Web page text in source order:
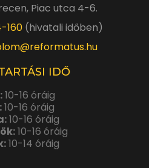
Piac utca 4-6.
160(hivatali időben)
IDŐ
10-16 óráig
10-16 óráig
10-16 óráig
10-16 óráig
10-14 óráig